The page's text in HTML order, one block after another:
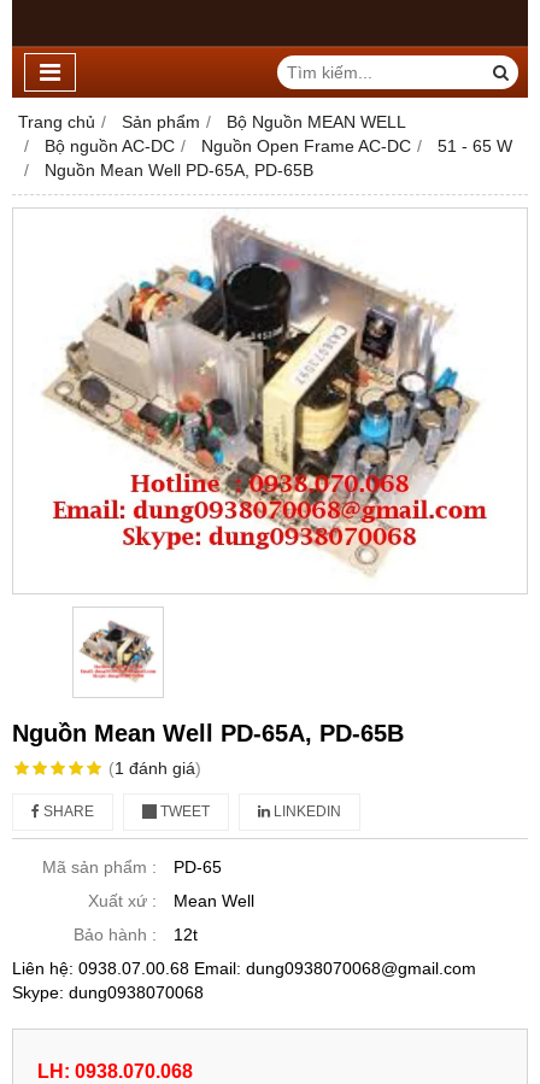
Trang chủ Sản phẩm
Bộ Nguồn MEAN WELL
Bộ nguồn AC-DC
Nguồn Open Frame AC-DC
51 - 65 W
Nguồn Mean Well PD-65A, PD-65B
Nguồn Mean Well PD-65A, PD-65B
(1 đánh giá)
SHARE TWEET LINKEDIN
Mã sản phẩm :
PD-65
Xuất xứ :
Mean Well
Bảo hành :
12t
Liên hệ: 0938.07.00.68 Email: dung0938070068@gmail.com
Skype: dung0938070068
LH: 0938.070.068